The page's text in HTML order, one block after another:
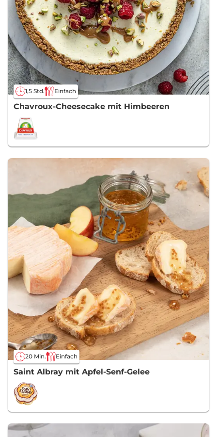
1,5 Std. Einfach
Chavroux-Cheesecake mit Himbeeren
20 Min. Einfach
Saint Albray mit Apfel-Senf-Gelee